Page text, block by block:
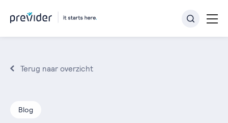
Terug naar overzicht
Blog